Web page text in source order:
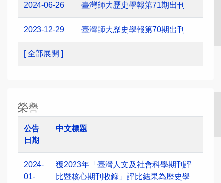
2024-06-26 臺灣師大歷史學報第71期出刊
2023-12-29 臺灣師大歷史學報第70期出刊
[ 全部展開 ]
榮譽
公告
日期
中文標題
2024-
01-
獲2023年「臺灣人文及社會科學期刊評
比暨核心期刊收錄」評比結果為歷史學